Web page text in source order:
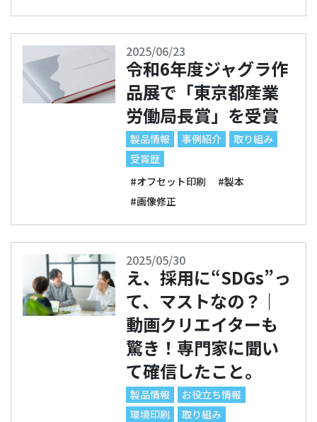
2025/06/23
令和6年度ジャグラ作
品展で「東京都産業
労働局長賞」を受賞
製品情報 事例紹介
取り組み
受賞歴
#オフセット印刷
#製本
#画像修正
2025/05/30
え、採用に“SDGs”っ
て、マストなの？｜
動画クリエイターも
驚き！専門家に聞い
て確信したこと。
製品情報
お役立ち情報
環境印刷
取り組み